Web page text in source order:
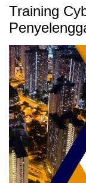
Training